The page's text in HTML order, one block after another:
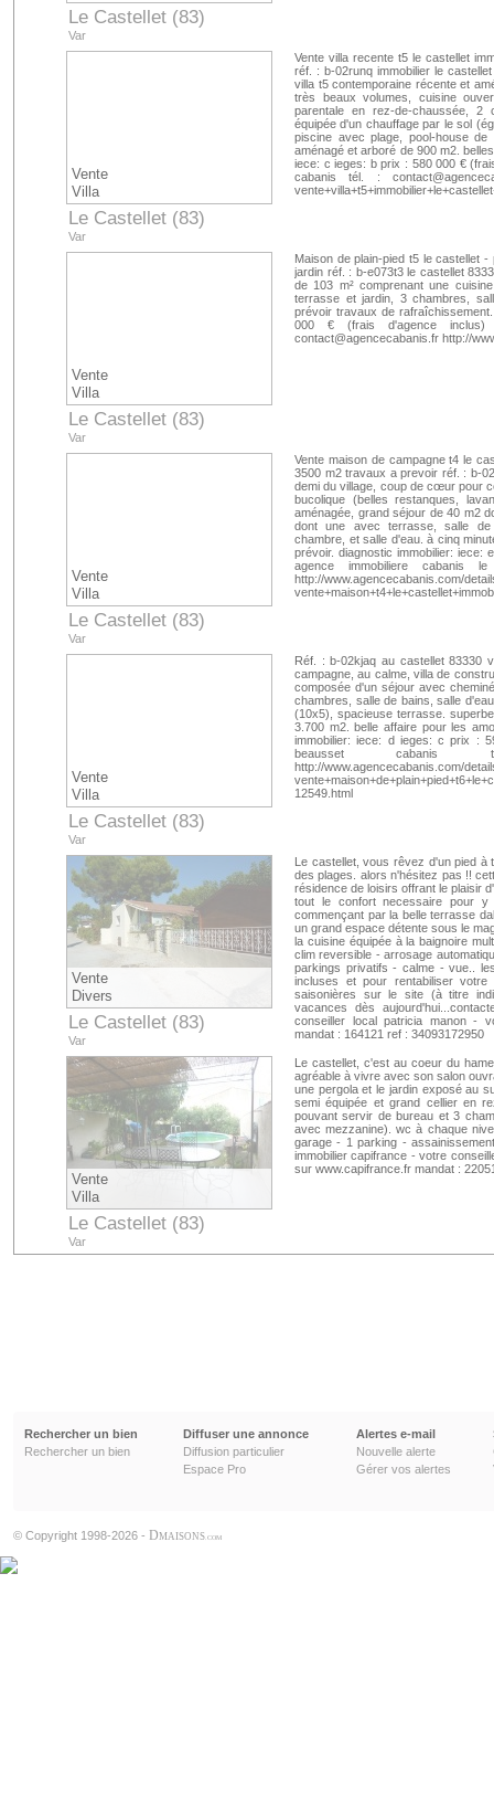
Le Castellet (83)
Var
Vente
Villa
Le Castellet (83)
Var
Vente villa recente t5 le castellet
réf. : b-02runq immobilier le
villa t5 contemporaine récente et
très beaux volumes, cuisine
parentale en rez-de-chaussée, 2
équipée d'un chauffage par le sol
piscine avec plage, pool-house
aménagé et arboré de 900 m2.
iece: c ieges: b prix : 580 000 €
cabanis tél. :
Vente
Villa
Le Castellet (83)
Var
Maison de plain-pied t5 le castellet
jardin réf. : b-e073t3 le castellet
de 103 m² comprenant une
terrasse et jardin, 3 chambres,
prévoir travaux de
000 € (frais d'agence
contact@agencecabanis.fr http://
Vente
Villa
Le Castellet (83)
Var
Vente maison de campagne t4 le
3500 m2 travaux a prevoir réf. : b-
demi du village, coup de cœur pour
bucolique (belles restanques,
aménagée, grand séjour de 40 m2
dont une avec terrasse, salle de
chambre, et salle d'eau. à cinq
prévoir. diagnostic immobilier:
agence immobiliere
http://www.agencecabanis.com/
Vente
Villa
Le Castellet (83)
Var
Réf. : b-02kjaq au castellet 83330
campagne, au calme, villa de
composée d'un séjour avec
chambres, salle de bains, salle
(10x5), spacieuse terrasse.
3.700 m2. belle affaire pour les
immobilier: iece: d ieges: c prix :
beausset
http://www.agencecabanis.com/
12549.html
Vente
Divers
Le Castellet (83)
Var
Le castellet, vous rêvez d'un pied
des plages. alors n'hésitez pas !!
résidence de loisirs offrant le plaisir
tout le confort necessaire pour
commençant par la belle terrasse
un grand espace détente sous le
la cuisine équipée à la baignoire
clim reversible - arrosage
parkings privatifs - calme - vue..
incluses et pour rentabiliser votre
saisonières sur le site (à titre
vacances dès
conseiller local patricia manon -
mandat : 164121 ref : 34093172950
Vente
Villa
Le Castellet (83)
Var
Le castellet, c'est au coeur du
agréable à vivre avec son salon
une pergola et le jardin exposé au
semi équipée et grand cellier en
pouvant servir de bureau et 3
avec mezzanine). wc à chaque
garage - 1 parking -
immobilier capifrance - votre
sur www.capifrance.fr mandat :
Rechercher un bien
Rechercher un bien
Diffuser une annonce
Diffusion particulier
Espace Pro
Alertes e-mail
Nouvelle alerte
Gérer vos alertes
© Copyright 1998-2026 - DMAISONS .COM